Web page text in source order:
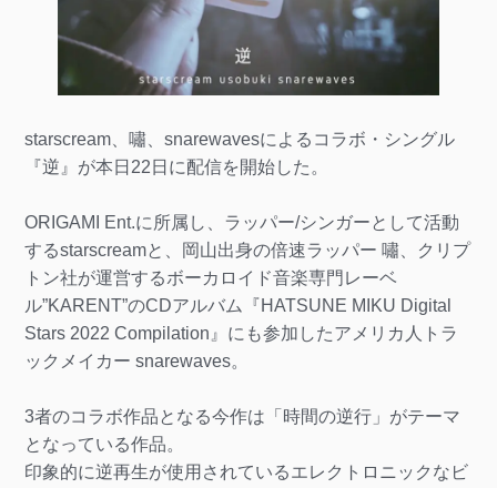
starscream、嘯、snarewavesによるコラボ・シングル
『逆』が本日22日に配信を開始した。
ORIGAMI Ent.に所属し、ラッパー/シンガーとして活動
するstarscreamと、岡山出身の倍速ラッパー 嘯、クリプ
トン社が運営するボーカロイド音楽専門レーベ
ル”KARENT”のCDアルバム『HATSUNE MIKU Digital
Stars 2022 Compilation』にも参加したアメリカ人トラ
ックメイカー snarewaves。
3者のコラボ作品となる今作は「時間の逆行」がテーマ
となっている作品。
印象的に逆再生が使用されているエレクトロニックなビ